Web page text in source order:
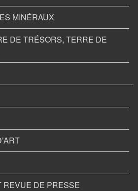
MINÉRAUX
DE TRÉSORS, TERRE DE
REVUE DE PRESSE